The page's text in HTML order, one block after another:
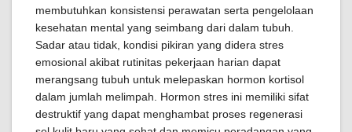
membutuhkan konsistensi perawatan serta pengelolaan
kesehatan mental yang seimbang dari dalam tubuh.
Sadar atau tidak, kondisi pikiran yang didera stres
emosional akibat rutinitas pekerjaan harian dapat
merangsang tubuh untuk melepaskan hormon kortisol
dalam jumlah melimpah. Hormon stres ini memiliki sifat
destruktif yang dapat menghambat proses regenerasi